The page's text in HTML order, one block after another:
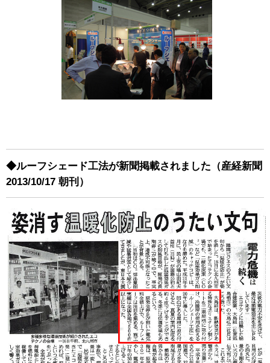
◆ルーフシェード工法が新聞掲載されました（産経新聞
2013/10/17 朝刊）